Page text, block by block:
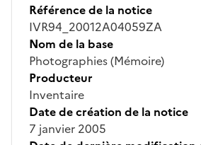
Référence de la notice
IVR94_20012A04059ZA
Nom de la base
Photographies (Mémoire)
Producteur
Inventaire
Date de création de la notice
7 janvier 2005